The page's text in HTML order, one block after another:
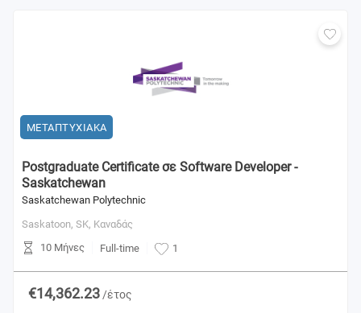
ΜΕΤΑΠΤΥΧΙΑΚΑ
Postgraduate Certificate σε Software Developer -
Saskatchewan
Saskatchewan Polytechnic
Saskatoon, SK, Καναδάς
10 Μήνες
Full-time 1
€14,362.23 /έτος